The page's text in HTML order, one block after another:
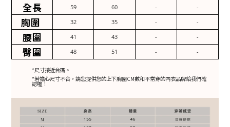
全長 59 60 - -
胸圍 32 35 - -
腰圍 41 43 - -
臀圍 48 51 - -
*尺寸接近台碼。
*若擔心尺寸不合，請您提供您的上下胸圍CM數和平常穿的內衣品牌給我們確
認喔！